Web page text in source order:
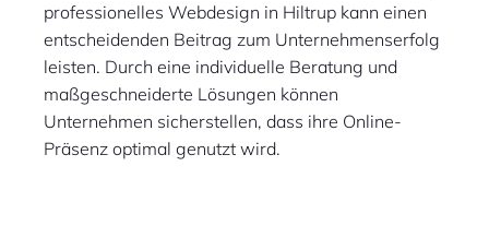
professionelles Webdesign in Hiltrup kann einen
entscheidenden Beitrag zum Unternehmenserfolg
leisten. Durch eine individuelle Beratung und
maßgeschneiderte Lösungen können
Unternehmen sicherstellen, dass ihre Online-
Präsenz optimal genutzt wird.